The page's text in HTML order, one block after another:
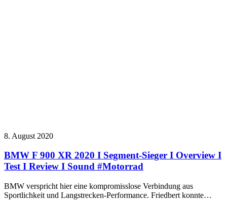
8. August 2020
BMW F 900 XR 2020 I Segment-Sieger I Overview I
Test I Review I Sound #Motorrad
BMW verspricht hier eine kompromisslose Verbindung aus
Sportlichkeit und Langstrecken-Performance. Friedbert konnte…